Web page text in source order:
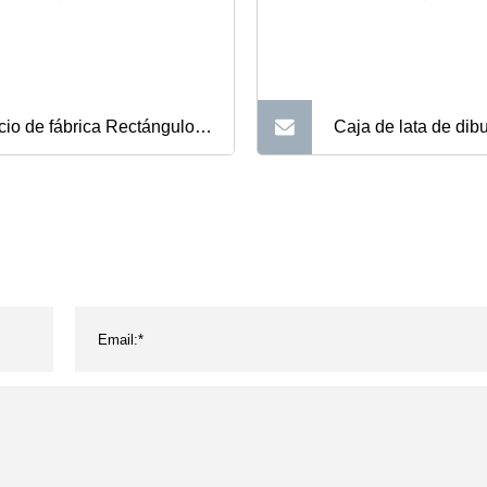
de fábrica Rectángulo
de embalaje
Caja de lata de